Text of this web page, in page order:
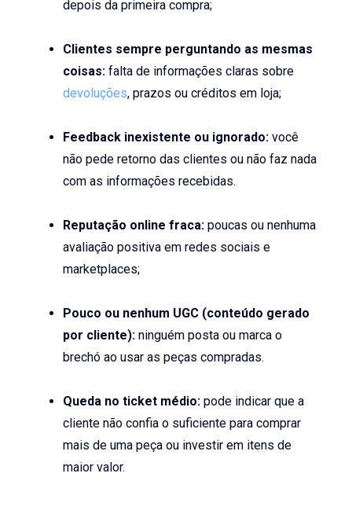
depois da primeira compra;
Clientes sempre perguntando as mesmas
coisas: falta de informações claras sobre
devoluções, prazos ou créditos em loja;
Feedback inexistente ou ignorado: você
não pede retorno das clientes ou não faz nada
com as informações recebidas.
Reputação online fraca: poucas ou nenhuma
avaliação positiva em redes sociais e
marketplaces;
Pouco ou nenhum UGC (conteúdo gerado
por cliente): ninguém posta ou marca o
brechó ao usar as peças compradas.
Queda no ticket médio: pode indicar que a
cliente não confia o suficiente para comprar
mais de uma peça ou investir em itens de
maior valor.